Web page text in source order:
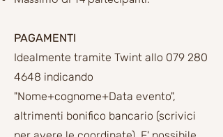
PAGAMENTI
Idealmente tramite Twint allo 079 280
4648 indicando
"Nome+cognome+Data evento",
altrimenti bonifico bancario (scrivici